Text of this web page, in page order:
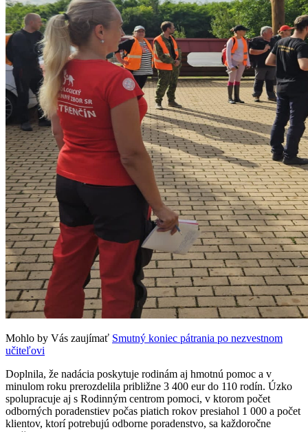
Mohlo by Vás zaujímať Smutný koniec pátrania po nezvestnom
učiteľovi
Doplnila, že nadácia poskytuje rodinám aj hmotnú pomoc a v
minulom roku prerozdelila približne 3 400 eur do 110 rodín. Úzko
spolupracuje aj s Rodinným centrom pomoci, v ktorom počet
odborných poradenstiev počas piatich rokov presiahol 1 000 a počet
klientov, ktorí potrebujú odborne poradenstvo, sa každoročne